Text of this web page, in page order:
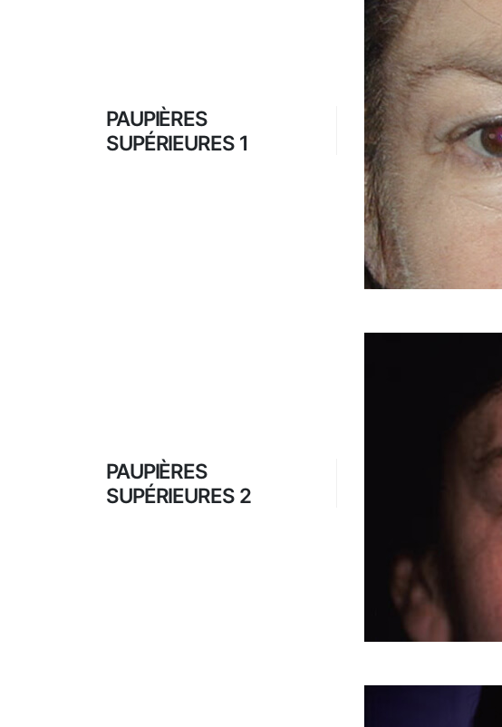
PAUPIÈRES
SUPÉRIEURES 1
PAUPIÈRES
SUPÉRIEURES 2